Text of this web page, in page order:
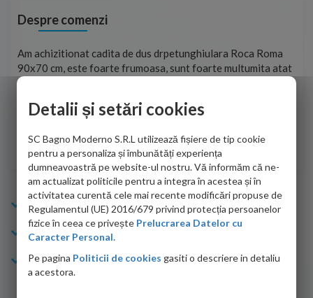
Despre comenzi
Am achizitionat cadita de dus drpetunghiulara Roca Roma
90x70 cm, este foarte frumoasa, sunt foarte multumita atat
de personalul firmei dvs. cu care am colaborat in obtinerea
adus coletul in siguranta.Numai bine, va doresc!
Sofrone Viviana -28.07.2026
Info Bagno
Cumparaturi
Suport clienti
Detalii și setări cookies
SC Bagno Moderno S.R.L utilizează fișiere de tip cookie
pentru a personaliza și îmbunătăți experiența
dumneavoastră pe website-ul nostru. Vă informăm că ne-
am actualizat politicile pentru a integra în acestea și în
activitatea curentă cele mai recente modificări propuse de
Regulamentul (UE) 2016/679 privind protecția persoanelor
fizice în ceea ce privește Prelucrarea Datelor cu
Caracter Personal.
Pe pagina Politicii de cookies gasiti o descriere in detaliu
a acestora.